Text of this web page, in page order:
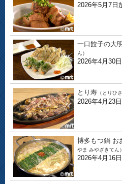
2026年5月7日
一口餃子の大
ん）
2026年4月30
とり寿 （とりひさ
2026年4月23
博多もつ鍋 お
やま みやざきてん）
2026年4月16